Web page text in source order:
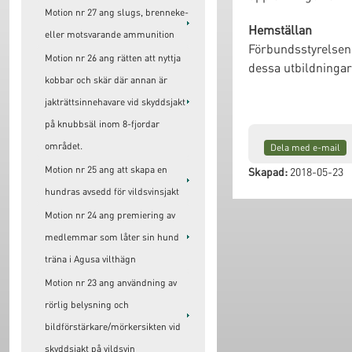
Motion nr 27 ang slugs, brenneke-
eller motsvarande ammunition
Motion nr 26 ang rätten att nyttja
kobbar och skär där annan är
jakträttsinnehavare vid skyddsjakt
på knubbsäl inom 8-fjordar
området.
Motion nr 25 ang att skapa en
hundras avsedd för vildsvinsjakt
Motion nr 24 ang premiering av
medlemmar som låter sin hund
träna i Agusa vilthägn
Motion nr 23 ang användning av
rörlig belysning och
bildförstärkare/mörkersikten vid
skyddsjakt på vildsvin
Hemställan
dessa
Dela med e-mail
Skapad:2018-05-23